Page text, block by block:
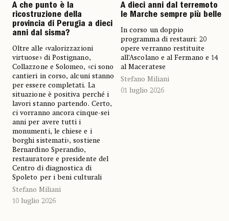
A che punto è la
ricostruzione della
provincia di Perugia a dieci
anni dal sisma?
Oltre alle «valorizzazioni
virtuose» di Postignano,
Collazzone e Solomeo, «ci sono
cantieri in corso, alcuni stanno
per essere completati. La
situazione è positiva perché i
lavori stanno partendo. Certo,
ci vorranno ancora cinque-sei
anni per avere tutti i
monumenti, le chiese e i
borghi sistemati», sostiene
Bernardino Sperandio,
restauratore e presidente del
Centro di diagnostica di
Spoleto per i beni culturali
Stefano Miliani
10 luglio 2026
A dieci anni dal terremoto
le Marche sempre più belle
In corso un doppio
programma di restauri: 20
opere verranno restituite
all’Ascolano e al Fermano e 14
al Maceratese
Stefano Miliani
01 luglio 2026